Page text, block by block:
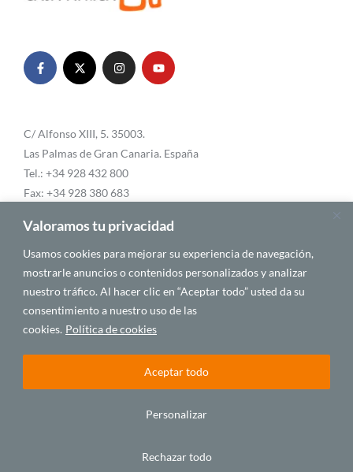
Valoramos tu privacidad
Usamos cookies para mejorar su experiencia de navegación,
mostrarle anuncios o contenidos personalizados y analizar
nuestro tráfico. Al hacer clic en “Aceptar todo” usted da su
consentimiento a nuestro uso de las
cookies. Política de cookies
Personalizar
Rechazar todo
Aceptar todo
C/ Alfonso XIII, 5. 35003.
Las Palmas de Gran Canaria. España
Tel.: +34 928 432 800
Fax: +34 928 380 683
Blog
Quiénes somos